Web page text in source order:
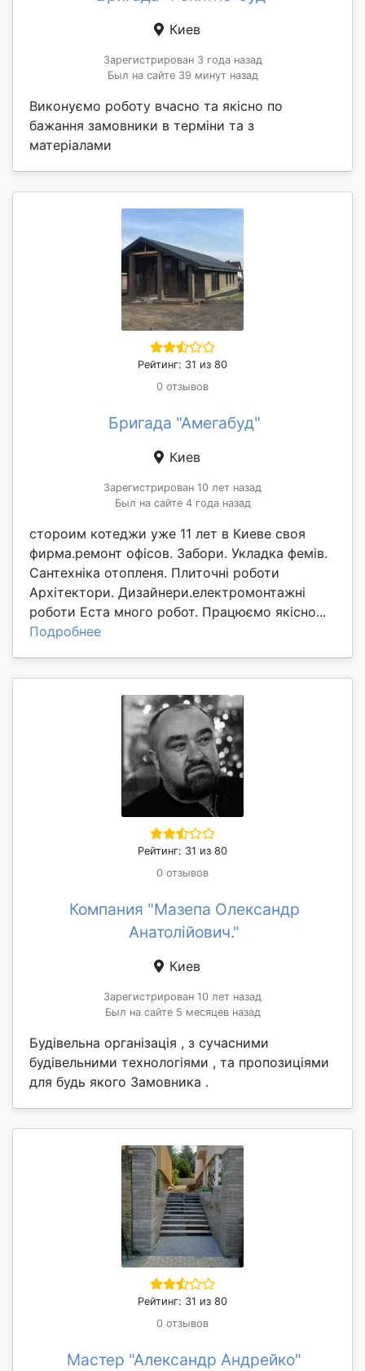
Киев
Зарегистрирован 3 года назад
Был на сайте 39 минут назад
Виконуємо роботу вчасно та якісно по
бажання замовники в терміни та з
матеріалами
Рейтинг: 31 из 80
0 отзывов
Бригада "Амегабуд"
Киев
Зарегистрирован 10 лет назад
Был на сайте 4 года назад
стороим котеджи уже 11 лет в Киеве своя
фирма.ремонт офісов. Забори. Укладка фемів.
Сантехніка отопленя. Плиточні роботи
Архітектори. Дизайнери.електромонтажні
роботи Еста много робот. Працюємо якісно...
Подробнее
Рейтинг: 31 из 80
0 отзывов
Компания "Мазепа Олександр
Анатолійович."
Киев
Зарегистрирован 10 лет назад
Был на сайте 5 месяцев назад
Будівельна організація , з сучасними
будівельними технологіями , та пропозиціями
для будь якого Замовника .
Рейтинг: 31 из 80
0 отзывов
Мастер "Александр Андрейко"